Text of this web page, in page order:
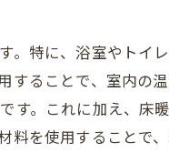
ンの作成方法
のガイド
ォーム戦略
バイステップガイド
特に、浴室やトイ
ることで、室内の
。これに加え、床
を使用することで